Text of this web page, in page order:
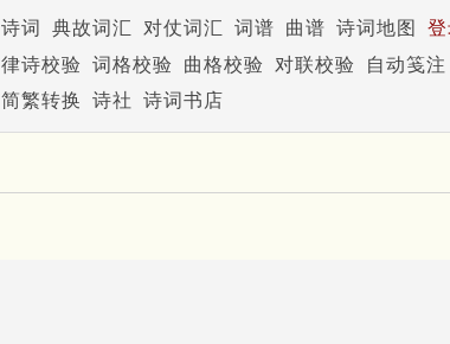
诗词 典故词汇 对仗词汇 词谱 曲谱 诗词地图
律诗校验 词格校验 曲格校验 对联校验
自动笺注
简繁转换 诗社 诗词书店